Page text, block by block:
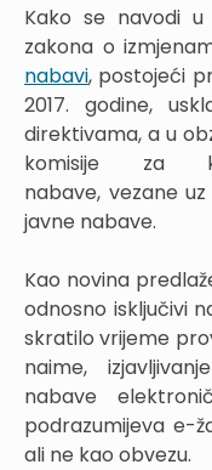
Kako se navodi u
zakona o
nabavi, postojeći
2017. godine,
direktivama, a u
komisije za
nabave, vezane
javne nabave.
Kao novina
odnosno isključivi
skratilo vrijeme
naime,
nabave
podrazumijeva e-
ali ne kao obvezu.